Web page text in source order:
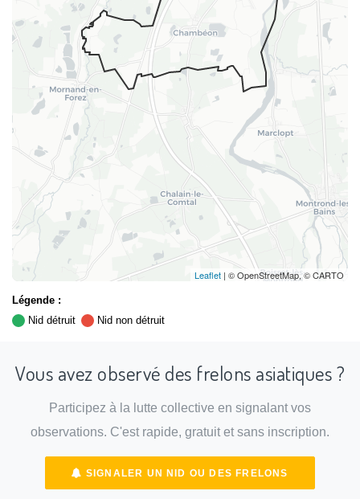
Leaflet | © OpenStreetMap, © CARTO
Légende :
Nid détruit
Nid non détruit
Vous avez observé des frelons asiatiques ?
Participez à la lutte collective en signalant vos
observations. C'est rapide, gratuit et sans inscription.
SIGNALER UN NID OU DES FRELONS